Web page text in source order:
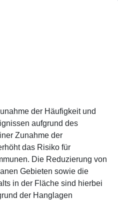
der Häufigkeit und
aufgrund des
Zunahme der
das Risiko für
Die Reduzierung von
Gebieten sowie die
in der Fläche sind hierbei
der Hanglagen